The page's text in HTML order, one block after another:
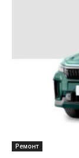
Ремонт